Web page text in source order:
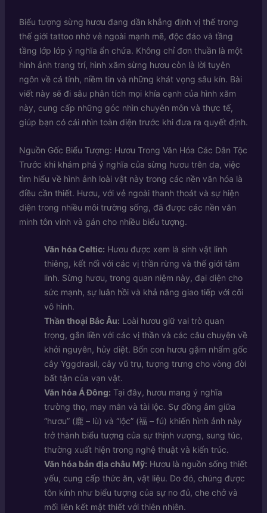
Biểu tượng sừng hươu đang dần khẳng định vị thế trong
thế giới tattoo nhờ vẻ ngoài mạnh mẽ, độc đáo và tầng
tầng lớp lớp ý nghĩa ẩn chứa. Không chỉ đơn thuần là một
hình ảnh trang trí, hình xăm sừng hươu còn là lời tuyên
ngôn về cá tính, niềm tin và những khát vọng sâu kín. Bài
viết này sẽ đi sâu phân tích mọi khía cạnh của hình xăm
này, cung cấp những góc nhìn chuyên môn và thực tế,
giúp bạn có cái nhìn toàn diện trước khi đưa ra quyết định.
Nguồn Gốc Biểu Tượng: Hươu Trong Văn Hóa Các Dân Tộc
Trước khi khám phá ý nghĩa của sừng hươu trên da, việc
tìm hiểu về hình ảnh loài vật này trong các nền văn hóa là
điều cần thiết. Hươu, với vẻ ngoài thanh thoát và sự hiện
diện trong nhiều môi trường sống, đã được các nền văn
minh tôn vinh và gán cho nhiều biểu tượng.
Văn hóa Celtic: Hươu được xem là sinh vật linh
thiêng, kết nối với các vị thần rừng và thế giới tâm
linh. Sừng hươu, trong quan niệm này, đại diện cho
sức mạnh, sự luân hồi và khả năng giao tiếp với cõi
vô hình.
Thần thoại Bắc Âu: Loài hươu giữ vai trò quan
trọng, gắn liền với các vị thần và các câu chuyện về
khởi nguyên, hủy diệt. Bốn con hươu gặm nhấm gốc
cây Yggdrasil, cây vũ trụ, tượng trưng cho vòng đời
bất tận của vạn vật.
Văn hóa Á Đông: Tại đây, hươu mang ý nghĩa
trường thọ, may mắn và tài lộc. Sự đồng âm giữa
“hươu” (鹿 – lù) và “lộc” (福 – fú) khiến hình ảnh này
trở thành biểu tượng của sự thịnh vượng, sung túc,
thường xuất hiện trong nghệ thuật và kiến trúc.
Văn hóa bản địa châu Mỹ: Hươu là nguồn sống thiết
yếu, cung cấp thức ăn, vật liệu. Do đó, chúng được
tôn kính như biểu tượng của sự no đủ, che chở và
mối liên kết mật thiết với thiên nhiên.